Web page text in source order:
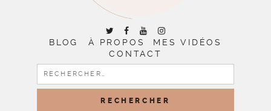
BLOG À PROPOS
MES VIDÉOS
CONTACT
RECHERCHER :